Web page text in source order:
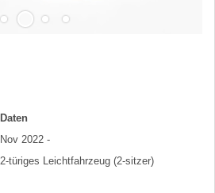
Daten
Nov 2022 -
2-türiges Leichtfahrzeug (2-sitzer)